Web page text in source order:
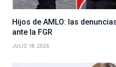
Hijos de AMLO: las
ante la FGR
JULIO 18, 2026